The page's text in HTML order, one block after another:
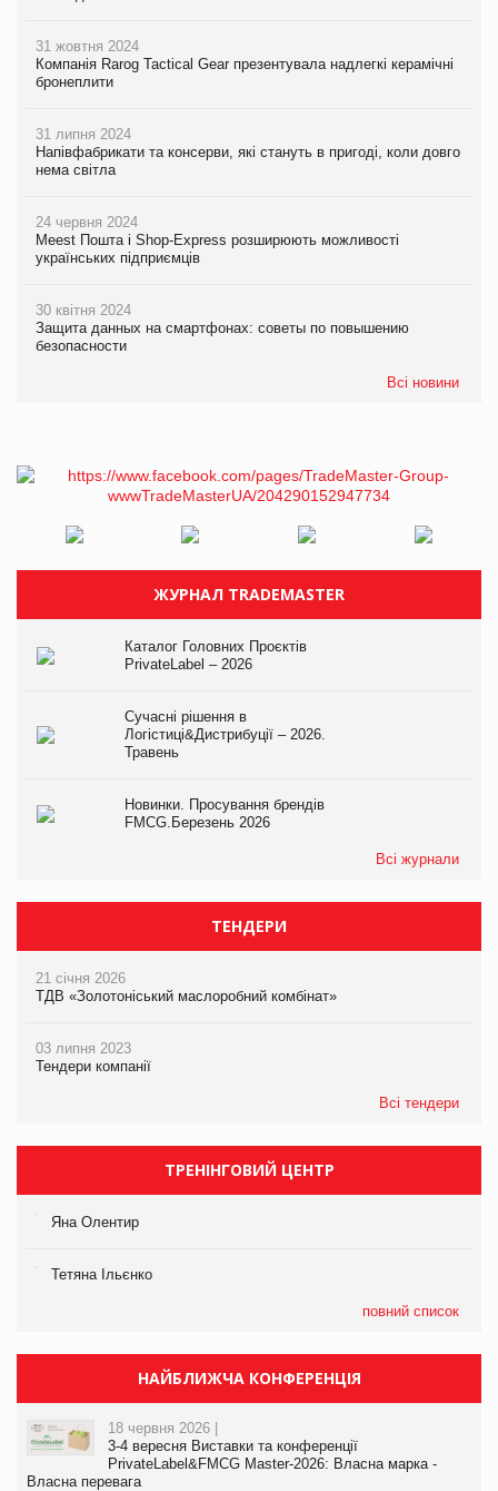
31 жовтня 2024
Компанія Rarog Tactical Gear презентувала надлегкі керамічні
бронеплити
31 липня 2024
Напівфабрикати та консерви, які стануть в пригоді, коли довго
нема світла
24 червня 2024
Meest Пошта і Shop-Express розширюють можливості
українських підприємців
30 квітня 2024
Защита данных на смартфонах: советы по повышению
безопасности
Всі новини
ЖУРНАЛ TRADEMASTER
Каталог Головних Проєктів
PrivateLabel – 2026
Сучасні рішення в
Логістиці&Дистрибуції – 2026.
Травень
Новинки. Просування брендів
FMCG.Березень 2026
Всі журнали
ТЕНДЕРИ
21 січня 2026
ТДВ «Золотоніський маслоробний комбінат»
03 липня 2023
Тендери компанії
Всі тендери
ТРЕНІНГОВИЙ ЦЕНТР
Яна Олентир
Тетяна Ільєнко
повний список
НАЙБЛИЖЧА КОНФЕРЕНЦІЯ
18 червня 2026 |
3-4 вересня Виставки та конференції
PrivateLabel&FMCG Master-2026: Власна марка -
Власна перевага